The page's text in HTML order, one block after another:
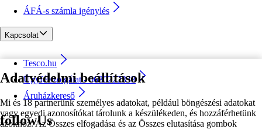
Adatvédelmi beállítások
Mi és 18 partnerünk személyes adatokat, például böngészési adatokat
vagy egyedi azonosítókat tárolunk a készülékeden, és hozzáférhetünk
azokhoz. Az Összes elfogadása és az Összes elutasítása gombok
ÁFÁ-s számla igénylés
Kapcsolat
Tesco.hu
Ügyfélszolgálat - 0680222333
Áruházkereső
followUs